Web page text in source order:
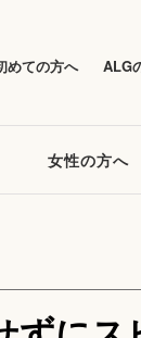
めての方へ ALG
女性の方へ